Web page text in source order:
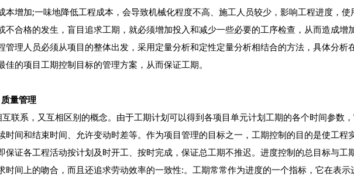
本增加;一味地降低工程成本，会导致机械化程度不高、施工人员较少，影响工程进度，使
不合格的发生，盲目追求工期，就必须增加投入和减少一些必要的工序检查，从而造成增
管理人员必须从项目的整体出发，采用定量分析和定性定量分析相结合的方法，具体分析
的项目工期控制目标的管理方案，从而保证工期。
量管理
系，又互相区别的概念。由于工期计划可以得到各项目单元计划工期的各个时间参数
时间和结束时间、允许变动时差等。作为项目管理的目标之一，工期控制的目的是使工程
保证各工程活动按计划及时开工、按时完成，保证总工期不推迟。进度控制的总目标与工
时间上的吻合，而且还追求劳动效率的一致性:。工期常常作为进度的一个指标，它在表示